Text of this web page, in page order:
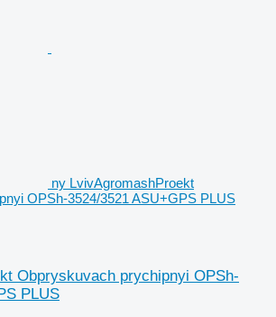
ny LvivAgromashProekt
OPSh-3524/3521 ASU+GPS PLUS
Obpryskuvach prychipnyi OPSh-
PLUS